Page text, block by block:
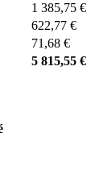
1 385,75 €
622,77 €
71,68 €
5 815,55 €